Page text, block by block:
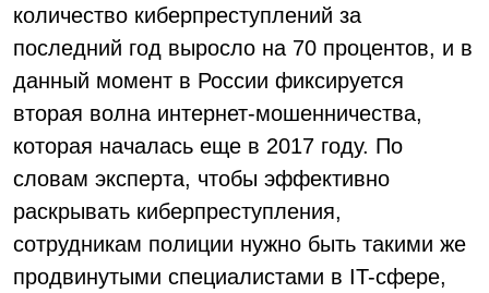
количество киберпреступлений за
последний год выросло на 70 процентов, и в
данный момент в России фиксируется
вторая волна интернет-мошенничества,
которая началась еще в 2017 году. По
словам эксперта, чтобы эффективно
раскрывать киберпреступления,
сотрудникам полиции нужно быть такими же
продвинутыми специалистами в IT-сфере,